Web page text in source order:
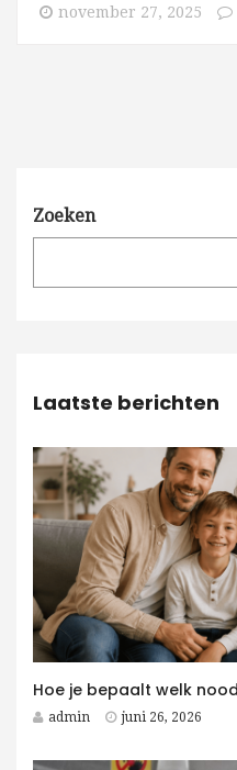
november 27, 2025
Zoeken
Laatste berichten
admin juni 26, 2026